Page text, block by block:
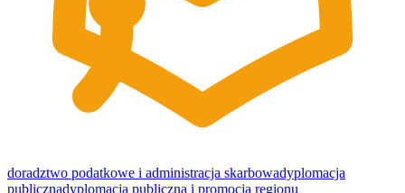
doradztwo podatkowe i administracja skarbowadyplomacja
publicznadyplomacja publiczna i promocja regionu